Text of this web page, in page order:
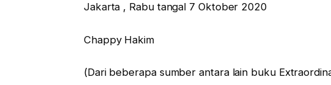
Jakarta , Rabu tangal 7 Oktober 2020
Chappy Hakim
(Dari beberapa sumber antara lain buku